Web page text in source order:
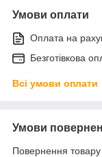
Умови оплати
Оплата на
Безготівкова
Всі умови оплати
Умови
Повернення